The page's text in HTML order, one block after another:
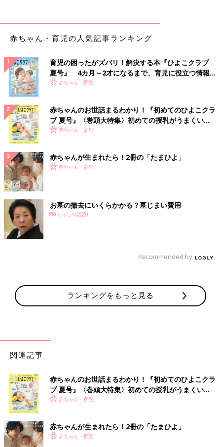
赤ちゃん・育児の人気記事ランキング
育児の困ったがズバリ！解決する本『ひよこクラブ
夏号』 4カ月～2才になるまで、育児に役立つ情報が
いっぱい！
赤ちゃん・育児
赤ちゃんのお世話まるわかり！『初めてのひよこクラ
ブ 夏号』〈巻頭大特集〉初めての授乳がうまくい
く！ おっぱい・ミルクの基本と夏のトラブル 解決テ
赤ちゃん・育児
赤ちゃんが生まれたら！2冊の「たまひよ」
赤ちゃん・育児
お墓の撤去にいくらかかる？墓じまい費用
PR(くらしの話題)
Recommended by
ランキングをもっと見る
関連記事
赤ちゃんのお世話まるわかり！『初めてのひよこクラ
ブ 夏号』〈巻頭大特集〉初めての授乳がうまくい
く！ おっぱい・ミルクの基本と夏のトラブル 解決テ
赤ちゃん・育児
赤ちゃんが生まれたら！2冊の「たまひよ」
赤ちゃん・育児